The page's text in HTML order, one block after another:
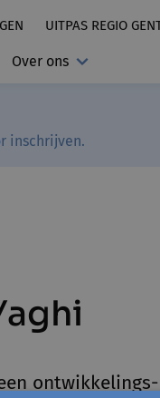
UITPAS REGIO
Over ons
inschrijven.